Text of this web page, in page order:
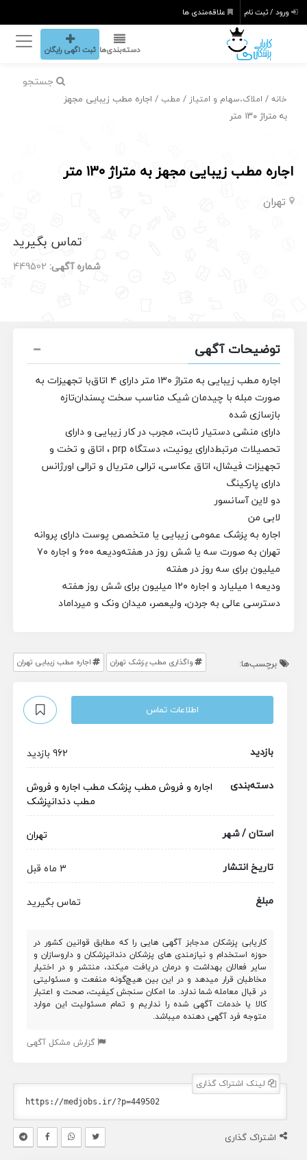
ورود / ثبت نام علاقه‌مندی ها
دسته‌بندی‌ها ثبت اگهی رایگان
جستجو
خانه / املاک،سهام و امتیاز / مطب / اجاره مطب زیبایی مجهز
به متراژ ۱۳۰ متر
اجاره مطب زیبایی مجهز به متراژ ۱۳۰ متر
تهران
تماس بگیرید
شماره آگهی: 449502
توضیحات آگهی
اجاره مطب زیبایی به متراژ ۱۳۰ متر دارای ۴ اتاق
با تجهیزات به
صورت مبله با چیدمان شیک مناسب سخت پسندانتازه
بازسازی شده
دارای منشی دستیار ثابت، مجرب در کار زیبایی و دارای
تحصیلات مرتبط
دارای یونیت، دستگاه prp ، اتاق و تخت و
تجهیزات فیشال، اتاق عکاسی، ترالی متریال و ترالی اورژانس
دارای پارکینگ
دو لاین آسانسور
لابی من
اجاره به پزشک عمومی زیبایی یا متخصص پوست دارای پروانه
تهران به صورت سه یا شش روز در هفته
ودیعه ۶۰۰ و اجاره ۷۰
میلیون برای سه روز در هفته
ودیعه ۱ میلیارد و اجاره ۱۲۰ میلیون برای شش روز هفته
دسترسی عالی به جردن، ولیعصر، میدان ونک و میرداماد
برچسب‌ها: واگذاری مطب پزشک تهران اجاره مطب زیبایی تهران
اطلاعات تماس
بازدید
962 بازدید
دسته‌بندی
اجاره و فروش مطب پزشک مطب اجاره و فروش
مطب دندانپزشک
استان / شهر
تهران
تاریخ انتشار
3 ماه قبل
مبلغ
تماس بگیرید
کاریابی پزشکان مدجابز آگهی هایی را که مطابق قوانین کشور در
حوزه استخدام و نیازمندی های پزشکان دندانپزشکان و داروسازان و
سایر فعالان بهداشت و درمان دریافت میکند، منتشر و در اختیار
مخاطبان قرار میدهد و در این بین هیچ‌گونه منفعت و مسئولیتی
در قبال معامله شما ندارد. ما امکان سنجش کیفیت، صحت و اعتبار
کالا یا خدمات آگهی شده را نداریم و تمام مسئولیت این موارد
متوجه فرد آگهی دهنده میباشد.
گزارش مشکل آگهی
لینک اشتراک گذاری
اشتراک گذاری